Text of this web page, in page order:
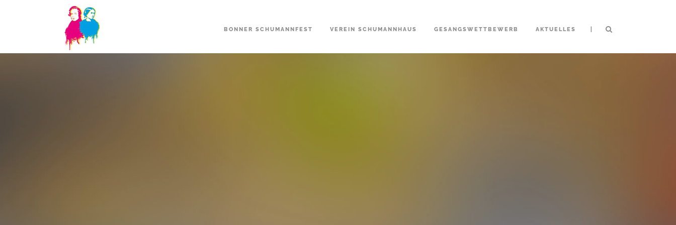
BONNER SCHUMANNFEST VEREIN SCHUMANNHAUS GESANGSWETTBEWERB AKTUELLES |